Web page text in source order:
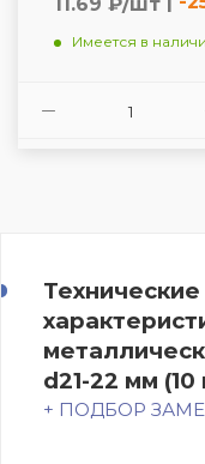
Имеется в
Технические
d21-22 мм
+ ПОДБОР